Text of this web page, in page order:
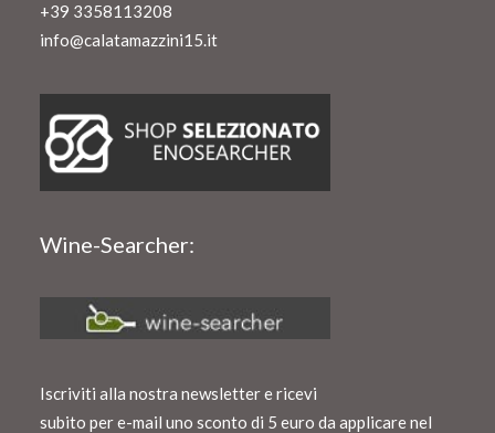
+39 3358113208
info@calatamazzini15.it
Wine-Searcher:
Iscriviti alla nostra newsletter e ricevi
subito per e-mail uno sconto di 5 euro da applicare nel